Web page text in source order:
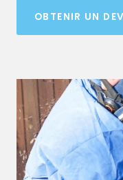
OBTENIR UN